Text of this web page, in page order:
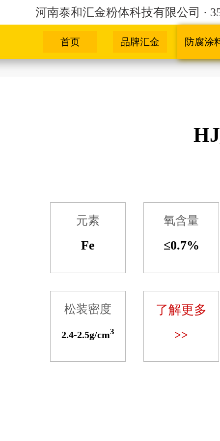
河南泰和汇金粉体科技有限公司 ·
首页 品牌汇金 防腐涂
元素
Fe
氧含量
≤0.7%
松装密度
2.4-2.5g/cm3
了解更多
>>